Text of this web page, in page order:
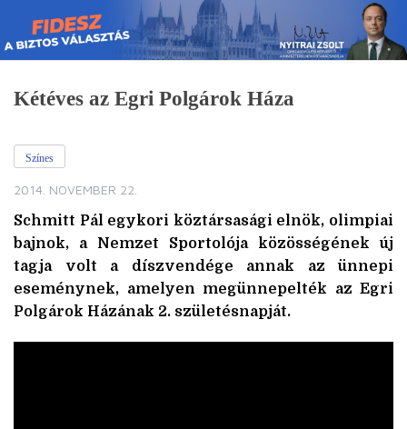
Skip
to
content
Kétéves az Egri Polgárok Háza
Színes
2014. NOVEMBER 22.
Schmitt Pál egykori köztársasági elnök, olimpiai
bajnok, a Nemzet Sportolója közösségének új
tagja volt a díszvendége annak az ünnepi
eseménynek, amelyen megünnepelték az Egri
Polgárok Házának 2. születésnapját.